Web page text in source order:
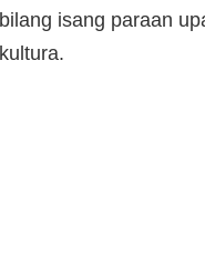
bilang isang paraan
kultura.